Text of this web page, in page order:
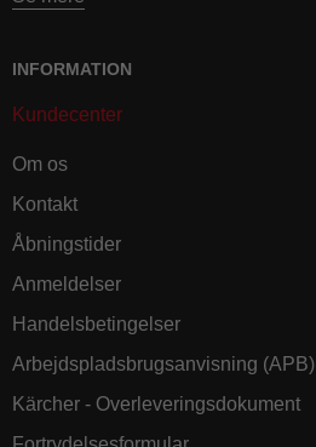
INFORMATION
Kundecenter
Om os
Kontakt
Åbningstider
Anmeldelser
Handelsbetingelser
Arbejdspladsbrugsanvisning (APB)
Kärcher - Overleveringsdokument